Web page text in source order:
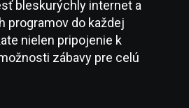
bleskurýchly internet a
programov do každej
nielen pripojenie k
zábavy pre celú